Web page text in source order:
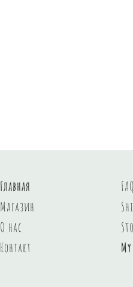
Главная
Магазин
О нас
Контакт